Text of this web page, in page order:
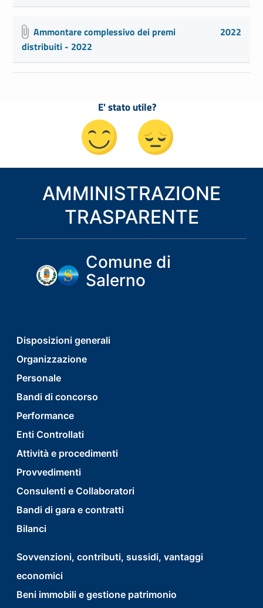
Ammontare complessivo dei premi
distribuiti - 2022
2022
E' stato utile?
AMMINISTRAZIONE
TRASPARENTE
Comune di
Salerno
footer
menu
first
Disposizioni generali
Organizzazione
Personale
Bandi di concorso
Performance
Enti Controllati
Attività e procedimenti
Provvedimenti
Consulenti e Collaboratori
Bandi di gara e contratti
Bilanci
footer
menu
Sovvenzioni, contributi, sussidi, vantaggi
economici
Beni immobili e gestione patrimonio